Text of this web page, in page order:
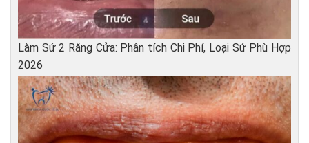
Làm Sứ 2 Răng Cửa: Phân tích Chi Phí, Loại Sứ Phù Hợp
2026